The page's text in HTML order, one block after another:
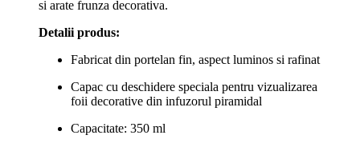
si arate frunza decorativa.
Detalii produs:
Fabricat din portelan fin, aspect luminos si rafinat
Capac cu deschidere speciala pentru vizualizarea
foii decorative din infuzorul piramidal
Capacitate: 350 ml